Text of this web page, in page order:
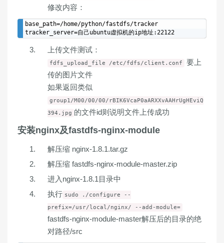
修改内容：
base_path=/home/python/fastdfs/tracker
上传文件测试：
fdfs_upload_file /etc/fdfs/client.conf
要上
传的图片文件
如果返回类似
group1/M00/00/00/rBIK6VcaP0aARXXvAAHrUgHEviQ
394.jpg 的文件id则说明文件上传成功
安装nginx及fastdfs-nginx-module
解压缩 nginx-1.8.1.tar.gz
解压缩 fastdfs-nginx-module-master.zip
进入nginx-1.8.1目录中
执行 sudo ./configure --
prefix=/usr/local/nginx/ --add-module=
fastdfs-nginx-module-master解压后的目录的绝
对路径/src